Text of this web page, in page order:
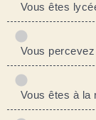
Vous êtes
Vous
Vous êtes à la